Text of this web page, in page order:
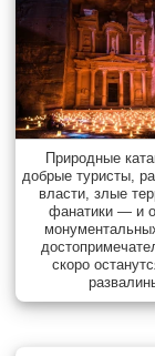
Природные
добрые туристы,
власти, злые
фанатики — и
скоро